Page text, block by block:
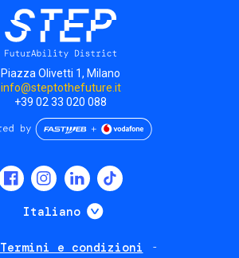
Piazza Olivetti 1, Milano
info@steptothefuture.it
+39 02 33 020 088
Italiano Mostra ulteriori
Termini e condizioni